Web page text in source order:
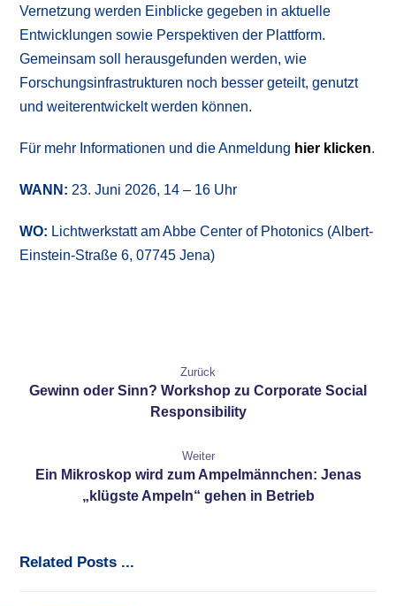
Vernetzung werden Einblicke gegeben in aktuelle
Entwicklungen sowie Perspektiven der Plattform.
Gemeinsam soll herausgefunden werden, wie
Forschungsinfrastrukturen noch besser geteilt, genutzt
und weiterentwickelt werden können.
Für mehr Informationen und die Anmeldung hier klicken.
WANN: 23. Juni 2026, 14 – 16 Uhr
WO: Lichtwerkstatt am Abbe Center of Photonics (Albert-
Einstein-Straße 6, 07745 Jena)
Zurück
Gewinn oder Sinn? Workshop zu Corporate Social
Responsibility
Weiter
Ein Mikroskop wird zum Ampelmännchen: Jenas
„klügste Ampeln“ gehen in Betrieb
Related Posts ...